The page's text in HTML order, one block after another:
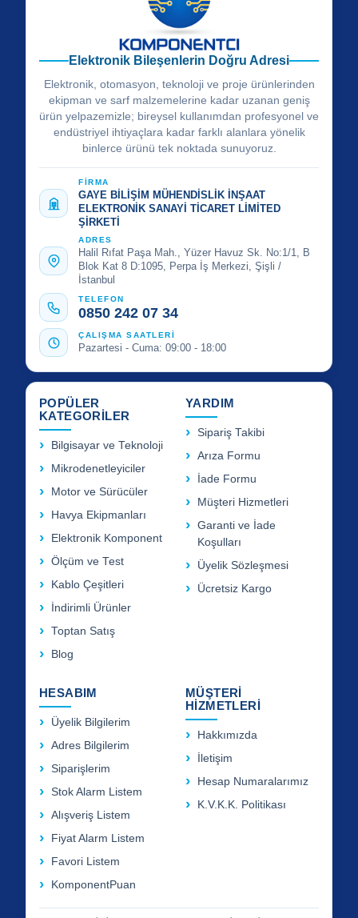
Elektronik Bileşenlerin Doğru Adresi
Elektronik, otomasyon, teknoloji ve proje ürünlerinden
ekipman ve sarf malzemelerine kadar uzanan geniş
ürün yelpazemizle; bireysel kullanımdan profesyonel ve
endüstriyel ihtiyaçlara kadar farklı alanlara yönelik
binlerce ürünü tek noktada sunuyoruz.
FİRMA
GAYE BİLİŞİM MÜHENDİSLİK İNŞAAT
ELEKTRONİK SANAYİ TİCARET LİMİTED
ŞİRKETİ
ADRES
Halil Rıfat Paşa Mah., Yüzer Havuz Sk. No:1/1, B
Blok Kat 8 D:1095, Perpa İş Merkezi, Şişli /
İstanbul
TELEFON
0850 242 07 34
ÇALIŞMA SAATLERİ
Pazartesi - Cuma: 09:00 - 18:00
POPÜLER
KATEGORİLER
Bilgisayar ve Teknoloji
Mikrodenetleyiciler
Motor ve Sürücüler
Havya Ekipmanları
Elektronik Komponent
Ölçüm ve Test
Kablo Çeşitleri
İndirimli Ürünler
Toptan Satış
Blog
YARDIM
Sipariş Takibi
Arıza Formu
İade Formu
Müşteri Hizmetleri
Garanti ve İade
Koşulları
Üyelik Sözleşmesi
Ücretsiz Kargo
HESABIM
Üyelik Bilgilerim
Adres Bilgilerim
Siparişlerim
Stok Alarm Listem
Alışveriş Listem
Fiyat Alarm Listem
Favori Listem
KomponentPuan
MÜŞTERİ
HİZMETLERİ
Hakkımızda
İletişim
Hesap Numaralarımız
K.V.K.K. Politikası